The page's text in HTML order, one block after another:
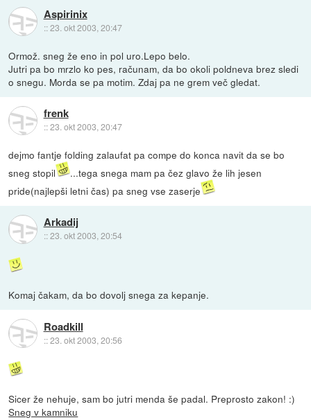
Aspirinix
::23. okt 2003, 20:47
Ormož. sneg že eno in pol uro.Lepo belo.
Jutri pa bo mrzlo ko pes, računam, da bo okoli poldneva brez sledi
o snegu. Morda se pa motim. Zdaj pa ne grem več gledat.
frenk
::23. okt 2003, 20:47
dejmo fantje folding zalaufat pa compe do konca navit da se bo
sneg stopil
...tega snega mam pa čez glavo že lih jesen
pride(najlepši letni čas) pa sneg vse zaserje
Arkadij
::23. okt 2003, 20:54
Komaj čakam, da bo dovolj snega za kepanje.
Roadkill
::23. okt 2003, 20:56
Sicer že nehuje, sam bo jutri menda še padal. Preprosto zakon! :)
Sneg v kamniku